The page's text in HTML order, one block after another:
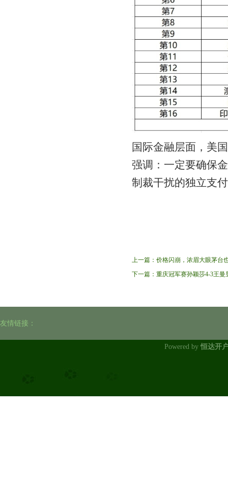
国际金融层面，美
强调：一定要确保
制裁干扰的独立支
上一篇： 价格闪崩，浓眉大眼茅台
下一篇： 重庆冠军赛孙颖莎4-3王曼
友情链接：
Powered by恒达开